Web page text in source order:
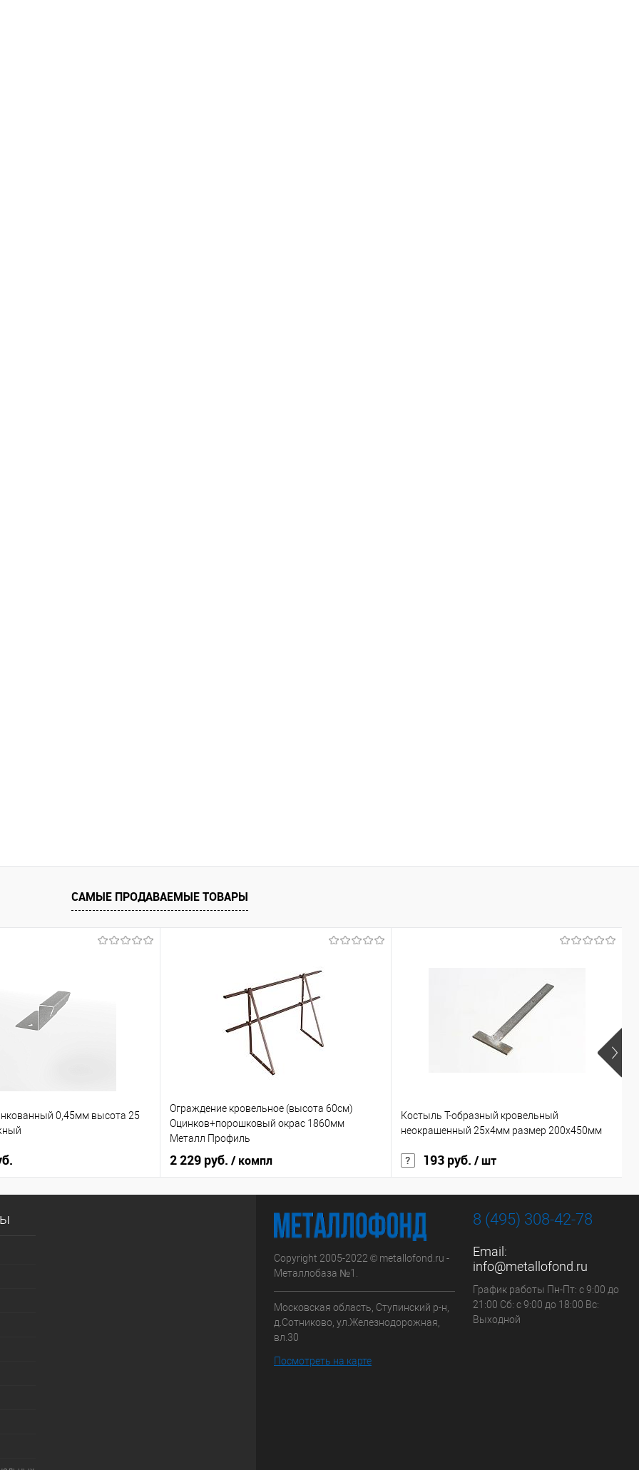
САМЫЕ ПРОДАВАЕМЫЕ ТОВАРЫ
0,45мм высота 25
Ограждение кровельное (высота 60см)
Оцинков+порошковый окрас 1860мм
Металл Профиль
2 229 руб. / компл
Костыль Т-образный кровельный
неокрашенный 25х4мм размер 200х450мм
193 руб. / шт
Copyright 2005-2022 © metallofond.ru -
Металлобаза №1.
Московская область, Ступинский р-н,
д.Сотниково, ул.Железнодорожная,
вл.30
Посмотреть на карте
8 (495) 308-42-78
Email:
info@metallofond.ru
График работы Пн-Пт: с 9:00 до
21:00 Сб: с 9:00 до 18:00 Вс:
Выходной